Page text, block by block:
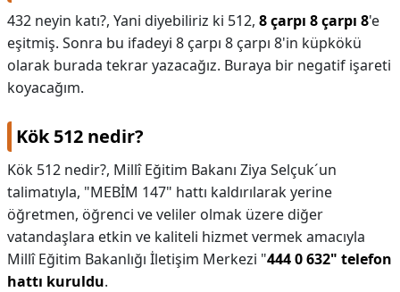
432 neyin katı?, Yani diyebiliriz ki 512, 8 çarpı 8 çarpı 8'e
eşitmiş. Sonra bu ifadeyi 8 çarpı 8 çarpı 8'in küpkökü
olarak burada tekrar yazacağız. Buraya bir negatif işareti
koyacağım.
Kök 512 nedir?
Kök 512 nedir?, Millî Eğitim Bakanı Ziya Selçuk´un
talimatıyla, "MEBİM 147" hattı kaldırılarak yerine
öğretmen, öğrenci ve veliler olmak üzere diğer
vatandaşlara etkin ve kaliteli hizmet vermek amacıyla
Millî Eğitim Bakanlığı İletişim Merkezi "444 0 632" telefon
hattı kuruldu.